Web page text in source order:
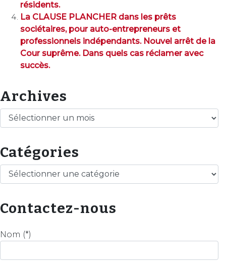
résidents.
La CLAUSE PLANCHER dans les prêts
sociétaires, pour auto-entrepreneurs et
professionnels indépendants. Nouvel arrêt de la
Cour suprême. Dans quels cas réclamer avec
succès.
Archives
Archives
Catégories
Catégories
Contactez-nous
Nom (*)